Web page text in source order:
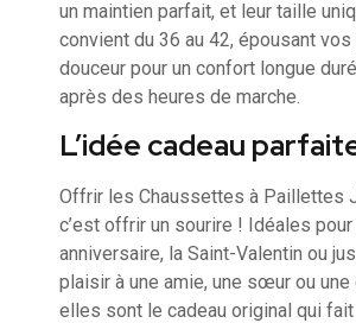
un maintien parfait, et leur taille
convient du 36 au 42, épousant
douceur pour un confort longue
après des heures de marche.
L’idée cadeau
Offrir les Chaussettes à Paillettes
c’est offrir un sourire ! Idéales pour
anniversaire, la Saint-Valentin ou
plaisir à une amie, une sœur ou une
elles sont le cadeau original qui fait